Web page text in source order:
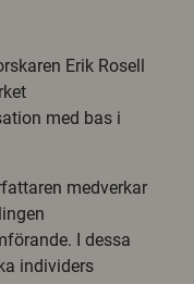
Erik Rosell
med bas i
medverkar
I dessa
individers